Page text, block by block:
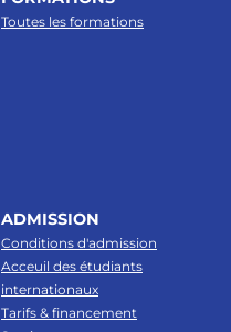
Toutes les formations
ADMISSION
Conditions d'admission
Acceuil des étudiants
internationaux
Tarifs & financement